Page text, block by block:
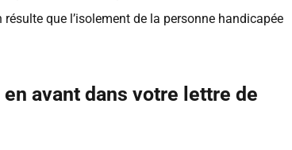
que l’isolement de la personne handicapée
avant dans votre lettre de